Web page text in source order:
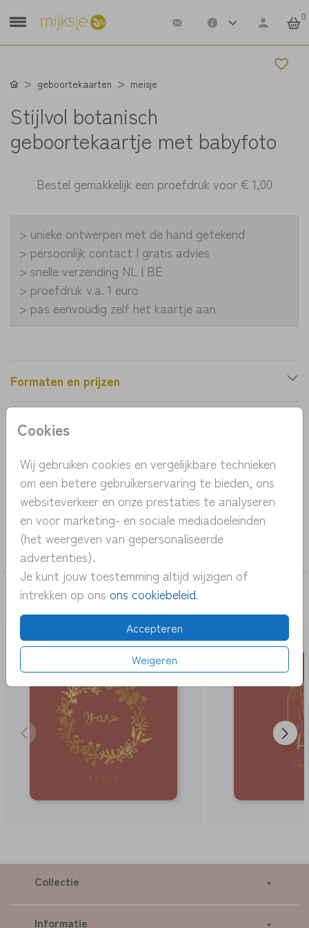
0
Cookies
Wij gebruiken cookies en vergelijkbare technieken
om een betere gebruikerservaring te bieden, ons
websiteverkeer en onze prestaties te analyseren
en voor marketing- en sociale mediadoeleinden
(het weergeven van gepersonaliseerde
advertenties).
Je kunt jouw toestemming altijd wijzigen of
intrekken op ons ons cookiebeleid.
Accepteren
Weigeren
geboortekaarten meisje
Stijlvol botanisch
geboortekaartje met babyfoto
Bestel gemakkelijk een proefdruk voor€ 1,00
> unieke ontwerpen met de hand getekend
> persoonlijk contact | gratis advies
> snelle verzending NL | BE
> proefdruk v.a. 1 euro
> pas eenvoudig zelf het kaartje aan
Formaten en prijzen
Productinformatie
OMSCHRIJVING
Stijlvol botanisch geboortekaartje met babyfoto
COLLECTIE
meisje
DEZE KAARTEN VIND JE MISSCHIEN OOK
LEUK
Collectie
Informatie